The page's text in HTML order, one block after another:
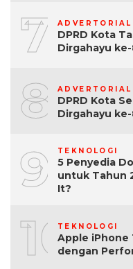
7 ADVERTORIAL
DPRD Kota
Dirgahayu ke-
8 ADVERTORIAL
DPRD Kota
Dirgahayu
9 TEKNOLOGI
5 Penyedia
untuk Tahun
It?
10TEKNOLOGI
Apple iPhone
dengan